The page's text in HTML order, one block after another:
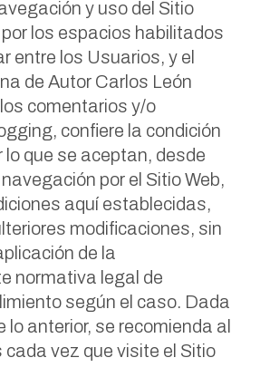
y uso del Sitio
los espacios habilitados
entre los Usuarios, y el
de Autor Carlos León
comentarios y/o
confiere la condición
lo que se aceptan, desde
por el Sitio Web,
aquí establecidas,
modificaciones, sin
de la
normativa legal de
según el caso. Dada
lo anterior, se recomienda al
cada vez que visite el Sitio